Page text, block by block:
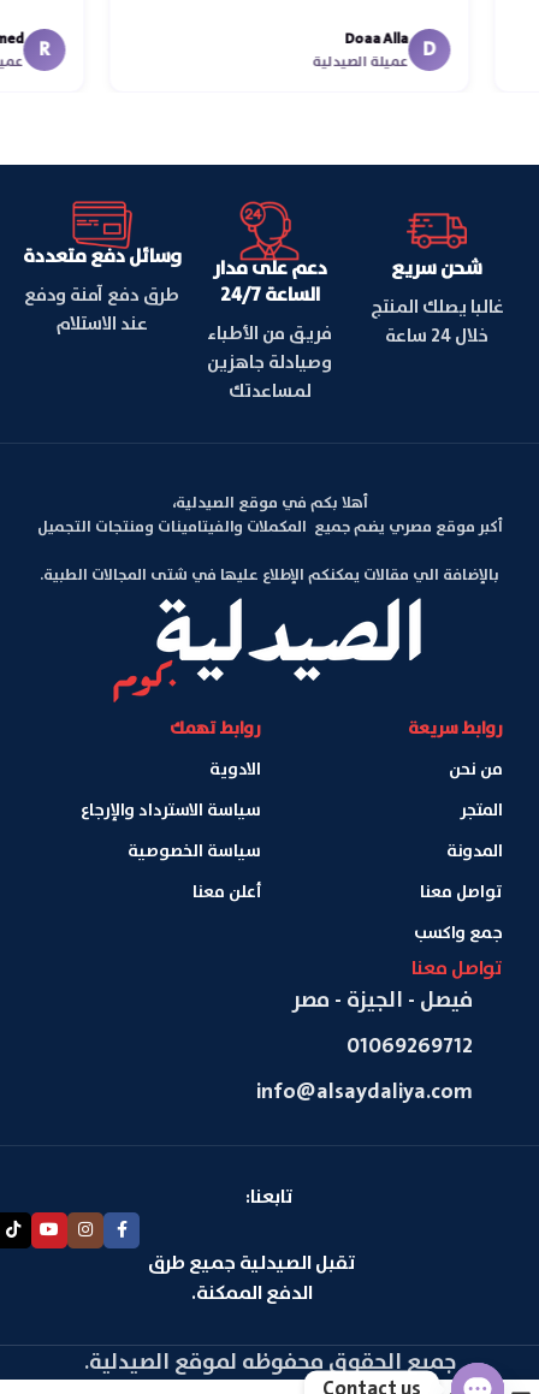
D
Doaa Alla
عميلة الصيدلية
R
شحن سريع
غالبا يصلك المنتج
خلال 24 ساعة
دعم على مدار
الساعة 24/7
فريق من الأطباء
وصيادلة جاهزين
لمساعدتك
وسائل دفع متعددة
طرق دفع آمنة ودفع
عند الاستلام
أهلا بكم في موقع الصيدلية،
أكبر موقع مصري يضم جميع المكملات والفيتامينات ومنتجات التجميل
بالإضافة الي مقالات يمكنكم الإطلاع عليها في شتى المجالات الطبية.
روابط سريعة
من نحن
المتجر
المدونة
تواصل معنا
جمع واكسب
روابط تهمك
الادوية
سياسة الاسترداد والإرجاع
سياسة الخصوصية
أعلن معنا
تواصل معنا
فيصل - الجيزة - مصر
01069269712
info@alsaydaliya.com
تابعنا:
تقبل الصيدلية جميع طرق
الدفع الممكنة.
جميع الحقوق محفوظه لموقع الصيدلية.